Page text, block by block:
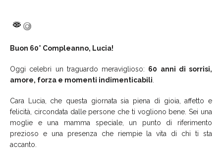
Buon 60° Compleanno, Lucia!
Oggi celebri un traguardo meraviglioso: 60 anni di sorrisi,
amore, forza e momenti indimenticabili
Cara Lucia, che questa giornata sia piena di gioia, affetto e
felicità, circondata dalle persone che ti vogliono bene. Sei una
moglie e una mamma speciale, un punto di riferimento
prezioso e una presenza che riempie la vita di chi ti sta
accanto.